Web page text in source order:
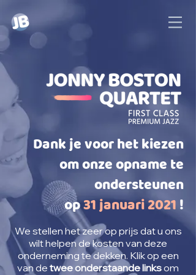
Dank je voor het kiezen
om onze opname te
ondersteunen
op31 januari 2021 !
We stellen het zeer op prijs dat u ons
wilt helpen de kosten van deze
onderneming te dekken. Klik op een
van de twee onderstaande linksom